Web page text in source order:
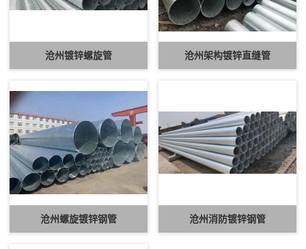
沧州镀锌螺旋管 沧州架构镀锌直缝管
沧州螺旋镀锌钢管 沧州消防镀锌钢管